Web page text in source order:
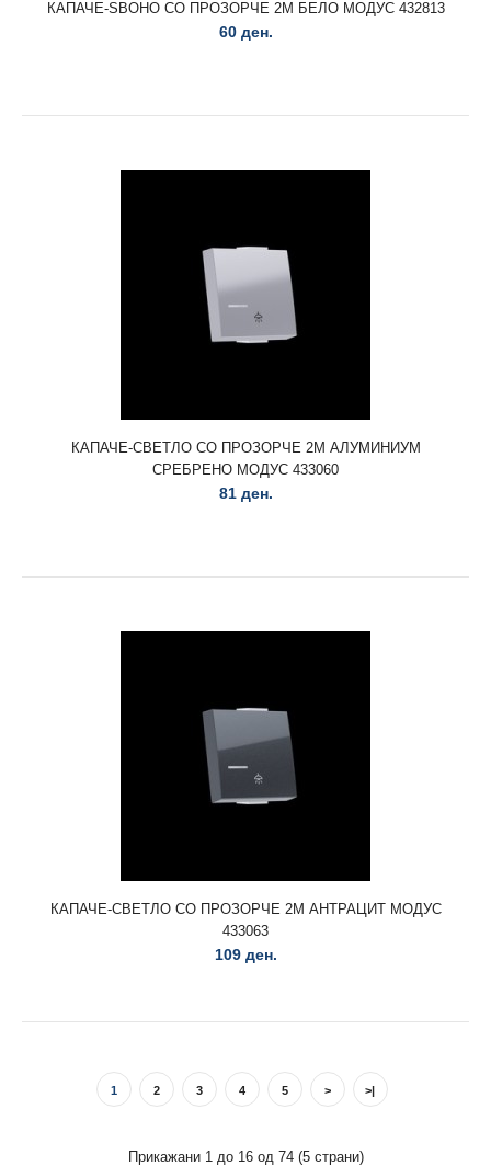
КАПАЧЕ-ЅВОНО СО ПРОЗОРЧЕ 2М АЛУМИНИУМ
СРЕБРЕНО МОДУС 433059
КАПАЧЕ-ЅВОНО СО ПРОЗОРЧЕ 2М АНТРАЦИТ МОДУС
433062
КАПАЧЕ-ЅВОНО СО ПРОЗОРЧЕ 2М БЕЛО МОДУС 432813
60 ден.
КАПАЧЕ-СВЕТЛО СО ПРОЗОРЧЕ 2М АЛУМИНИУМ
СРЕБРЕНО МОДУС 433060
81 ден.
КАПАЧЕ-СВЕТЛО СО ПРОЗОРЧЕ 2М АНТРАЦИТ МОДУС
433063
109 ден.
1 2 3 4 5 > >|
Прикажани 1 до 16 од 74 (5 страни)